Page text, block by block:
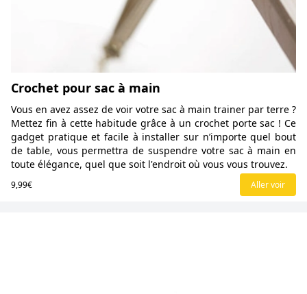
Crochet pour sac à main
Vous en avez assez de voir votre sac à main trainer par terre ?
Mettez fin à cette habitude grâce à un crochet porte sac ! Ce
gadget pratique et facile à installer sur n’importe quel bout
de table, vous permettra de suspendre votre sac à main en
toute élégance, quel que soit l'endroit où vous vous trouvez.
9,99€ Aller voir